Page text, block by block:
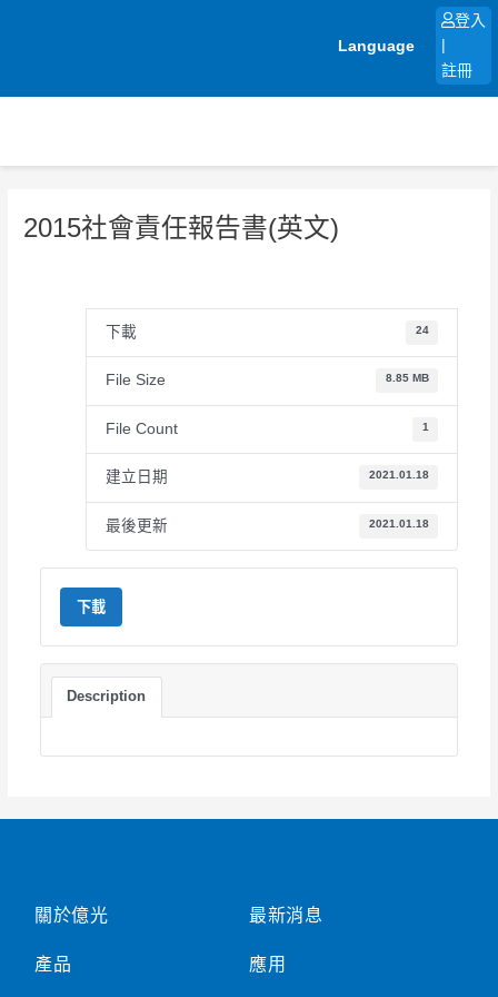
Language
登入
註冊
2015社會責任報告書(英文)
下載 24
File Size 8.85 MB
File Count 1
建立日期 2021.01.18
最後更新 2021.01.18
下載
Description
關於億光
產品
最新消息
應用